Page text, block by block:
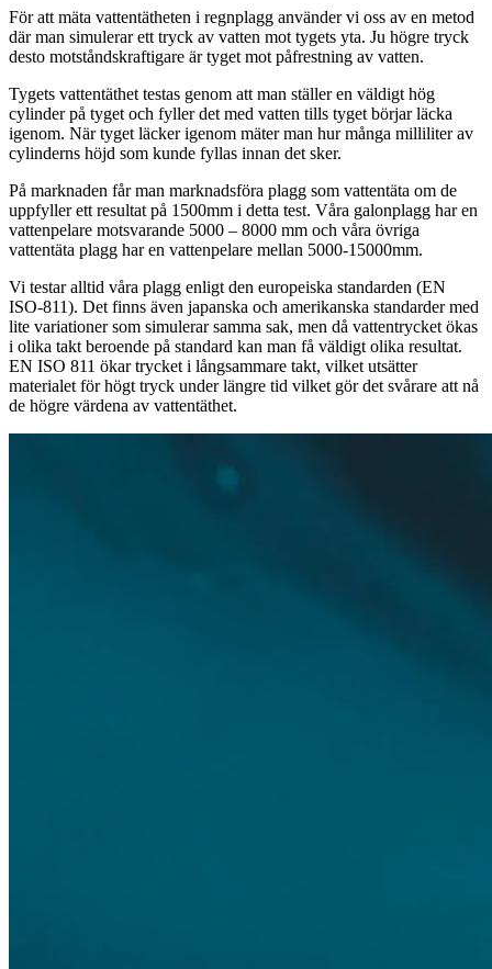
För att mäta vattentätheten i regnplagg använder vi oss av en metod
där man simulerar ett tryck av vatten mot tygets yta. Ju högre tryck
desto motståndskraftigare är tyget mot påfrestning av vatten.
Tygets vattentäthet testas genom att man ställer en väldigt hög
cylinder på tyget och fyller det med vatten tills tyget börjar läcka
igenom. När tyget läcker igenom mäter man hur många milliliter av
cylinderns höjd som kunde fyllas innan det sker.
På marknaden får man marknadsföra plagg som vattentäta om de
uppfyller ett resultat på 1500mm i detta test. Våra galonplagg har en
vattenpelare motsvarande 5000 – 8000 mm och våra övriga
vattentäta plagg har en vattenpelare mellan 5000-15000mm.
Vi testar alltid våra plagg enligt den europeiska standarden (EN
ISO-811). Det finns även japanska och amerikanska standarder med
lite variationer som simulerar samma sak, men då vattentrycket ökas
i olika takt beroende på standard kan man få väldigt olika resultat.
EN ISO 811 ökar trycket i långsammare takt, vilket utsätter
materialet för högt tryck under längre tid vilket gör det svårare att nå
de högre värdena av vattentäthet.